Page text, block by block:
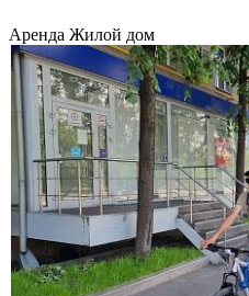
Аренда Жилой дом